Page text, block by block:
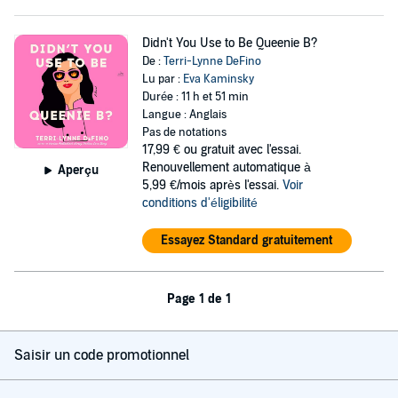
Aperçu
Didn't You Use to Be Queenie B?
De :Terri-Lynne DeFino
Lu par : Eva Kaminsky
Durée : 11 h et 51 min
Langue : Anglais
Pas de notations
17,99 € ou gratuit avec l'essai.
Renouvellement automatique à
5,99 €/mois après l'essai. Voir
conditions d'éligibilité
Essayez Standard gratuitement
Page 1 de 1
Saisir un code promotionnel